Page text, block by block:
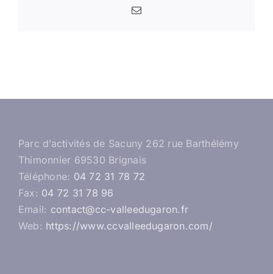
Email
Parc d’activités de Sacuny 262 rue Barthélémy
Thimonnier 69530 Brignais
Téléphone: 04 72 31 78 72
Fax: 04 72 31 78 96
Email: contact@cc-valleedugaron.fr
Web: https://www.ccvalleedugaron.com/